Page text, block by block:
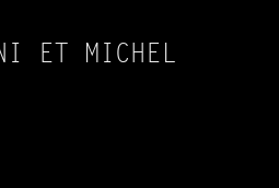
ET MICHEL